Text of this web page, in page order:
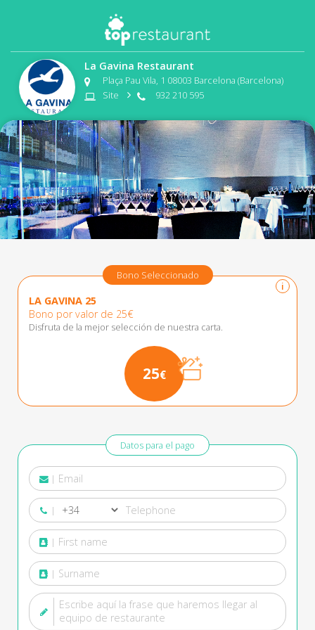
La Gavina Restaurant
Plaça Pau Vila, 1 08003 Barcelona (Barcelona)
Site
932 210 595
i
Bono Seleccionado
LA GAVINA 25
Bono por valor de 25€
Disfruta de la mejor selección de nuestra carta.
25€
Datos para el pago